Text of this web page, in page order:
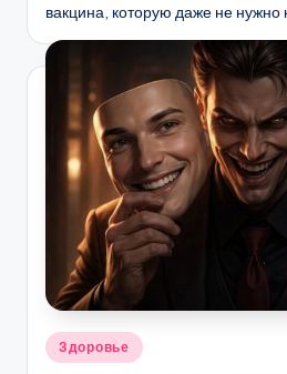
вакцина, которую даже не нужно
Опубликовано
Здоровье